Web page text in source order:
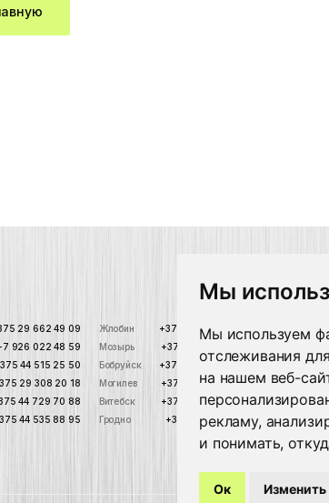
Мы
Мы используем
отслеживания
на нашем веб-
рекламу,
и понимать,
Ок
29 662 49 09
926 022 48 59
44 515 25 50
29 308 20 18
44 729 70 88
44 535 88 95
Жлобин
+375 29 682 92 94
Мозырь
+375 236 22 03 04
Бобруйск
+375 29 246 55 56
Могилев
+375 222 24 80 17
Витебск
+375 212 36 07 87
Гродно
+375 44 513 13 89